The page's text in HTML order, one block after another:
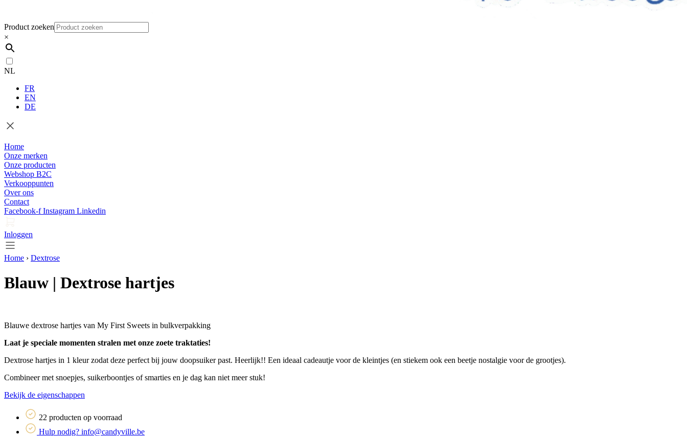
Product zoeken
×
NL
FR
EN
DE
Home
Onze merken
Onze producten
Webshop B2C
Verkooppunten
Over ons
Contact
Facebook-f Instagram Linkedin
Inloggen
Home › Dextrose
Blauw | Dextrose hartjes
Blauwe dextrose hartjes van My First Sweets in bulkverpakking
Laat je speciale momenten stralen met onze zoete traktaties!
Dextrose hartjes in 1 kleur zodat deze perfect bij jouw doopsuiker past. Heerlijk!! Een ideaal cadeautje voor de kleintjes (en stiekem ook een beetje nostalgie voor de grootjes).
Combineer met snoepjes, suikerboontjes of smarties en je dag kan niet meer stuk!
Bekijk de eigenschappen
22 producten op voorraad
Hulp nodig? info@candyville.be